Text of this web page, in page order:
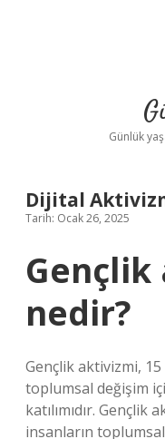
Günlük
Dijital
Tarih: Ocak 26, 2025
nedir?
Gençlik aktivizmi,
toplumsal değişim
katılımıdır. Gençlik
insanların